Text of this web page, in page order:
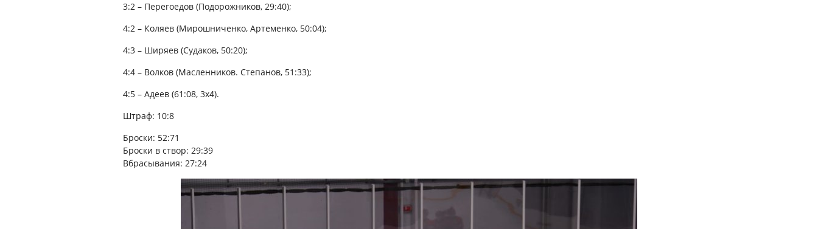
3:2 – Перегоедов (Подорожников, 29:40);
4:2 – Коляев (Мирошниченко, Артеменко, 50:04);
4:3 – Ширяев (Судаков, 50:20);
4:4 – Волков (Масленников. Степанов, 51:33);
4:5 – Адеев (61:08, 3х4).
Штраф: 10:8
Броски: 52:71
Броски в створ: 29:39
Вбрасывания: 27:24